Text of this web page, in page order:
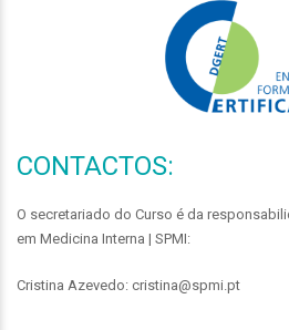
CONTACTOS:
O secretariado do Curso é da
em Medicina Interna | SPMI:
Cristina Azevedo: cristina@spmi.pt